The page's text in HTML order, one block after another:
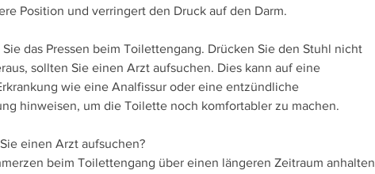
Position und verringert den Druck auf den Darm.
das Pressen beim Toilettengang. Drücken Sie den Stuhl nicht
sollten Sie einen Arzt aufsuchen. Dies kann auf eine
wie eine Analfissur oder eine entzündliche
hinweisen, um die Toilette noch komfortabler zu machen.
einen Arzt aufsuchen?
beim Toilettengang über einen längeren Zeitraum anhalten